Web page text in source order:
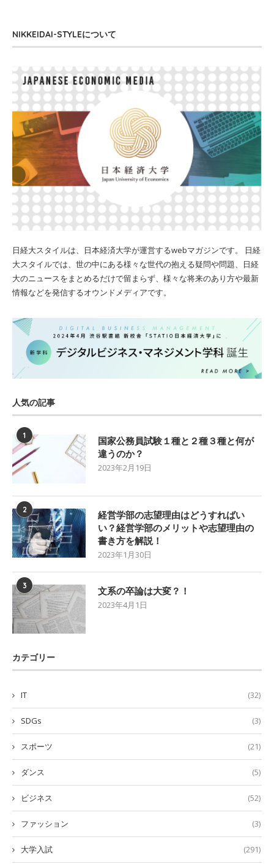
NIKKEIDAI-STYLEについて
日経大スタイルは、日本経済大学が運営するwebマガジンです。 日経
大スタイルでは、世の中にある様々な世代の抱える疑問や問題、日経
大のニュースをまとめるだけで留まらず、様々な将来のあり方や最新
情報などを発信するオウンドメディアです。
人気の記事
1
国家公務員試験１種と２種３種と何が
違うのか？
2023年2月19日
2
経営学部の志望理由はどうすればい
い？経営学部のメリットや志望理由の
書き方を解説！
2023年1月30日
3 文系の卒論は大変？！
2023年4月1日
カテゴリー
IT (32)
SDGs (3)
スポーツ (21)
ダンス (5)
ビジネス (52)
ファッション (3)
大学入試 (291)